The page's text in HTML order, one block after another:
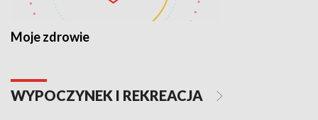
Moje zdrowie
WYPOCZYNEK I REKREACJA